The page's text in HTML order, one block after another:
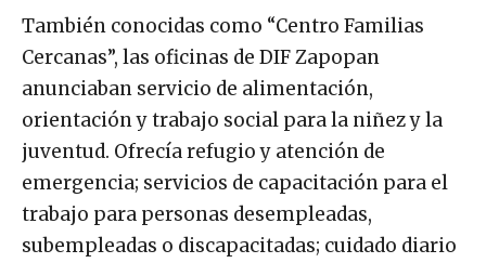
También conocidas como “Centro Familias
Cercanas”, las oficinas de DIF Zapopan
anunciaban servicio de alimentación,
orientación y trabajo social para la niñez y la
juventud. Ofrecía refugio y atención de
emergencia; servicios de capacitación para el
trabajo para personas desempleadas,
subempleadas o discapacitadas; cuidado diario